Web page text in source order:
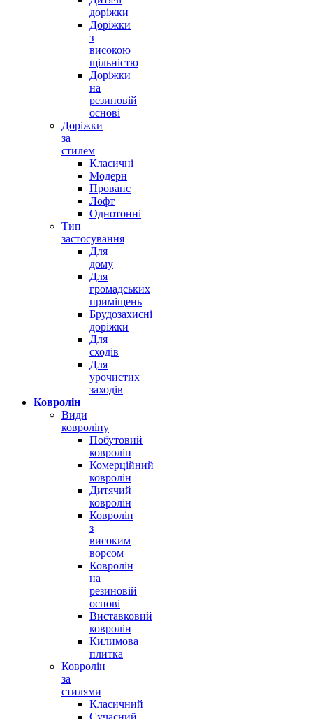
доріжки
Доріжки
з
високою
щільністю
Доріжки
на
резиновій
основі
Доріжки
за
стилем
Класичні
Модерн
Прованс
Лофт
Однотонні
Тип
застосування
Для
дому
Для
громадських
приміщень
Брудозахисні
доріжки
Для
сходів
Для
урочистих
заходів
Ковролін
Види
ковроліну
Побутовий
ковролін
Комерційний
ковролін
Дитячий
ковролін
Ковролін
з
високим
ворсом
Ковролін
на
резиновій
основі
Виставковий
ковролін
Килимова
плитка
Ковролін
за
стилями
Класичний
Сучасний